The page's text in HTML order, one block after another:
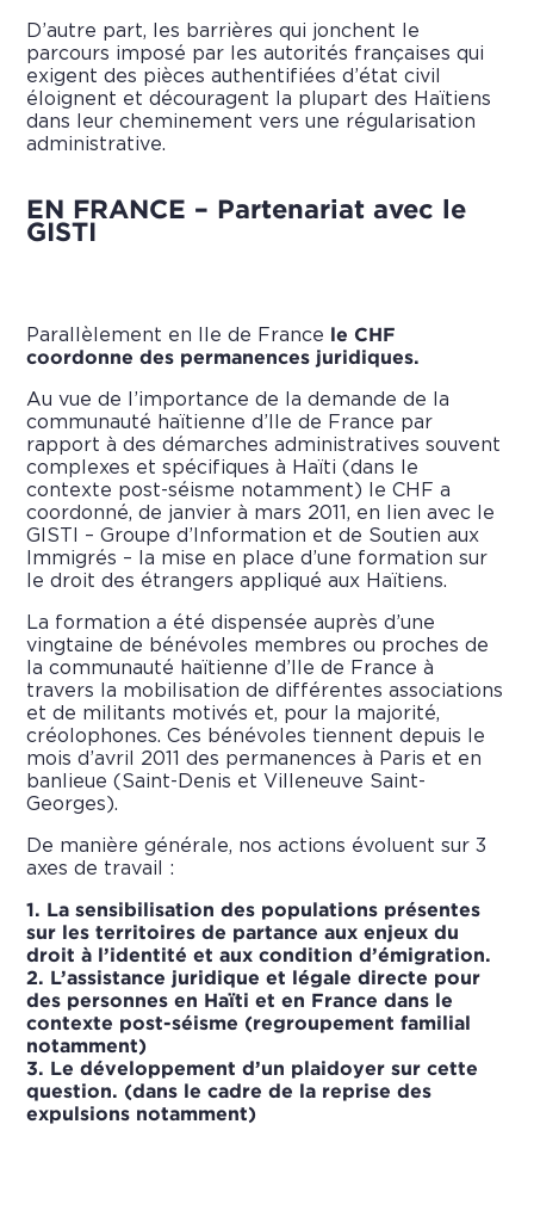
D’autre part, les barrières qui jonchent le
parcours imposé par les autorités françaises qui
exigent des pièces authentifiées d’état civil
éloignent et découragent la plupart des Haïtiens
dans leur cheminement vers une régularisation
administrative.
EN FRANCE – Partenariat avec le
GISTI
Parallèlement en Ile de France le CHF
coordonne des permanences juridiques.
Au vue de l’importance de la demande de la
communauté haïtienne d’Ile de France par
rapport à des démarches administratives souvent
complexes et spécifiques à Haïti (dans le
contexte post-séisme notamment) le CHF a
coordonné, de janvier à mars 2011, en lien avec le
GISTI – Groupe d’Information et de Soutien aux
Immigrés – la mise en place d’une formation sur
le droit des étrangers appliqué aux Haïtiens.
La formation a été dispensée auprès d’une
vingtaine de bénévoles membres ou proches de
la communauté haïtienne d’Ile de France à
travers la mobilisation de différentes associations
et de militants motivés et, pour la majorité,
créolophones. Ces bénévoles tiennent depuis le
mois d’avril 2011 des permanences à Paris et en
banlieue (Saint-Denis et Villeneuve Saint-
Georges).
De manière générale, nos actions évoluent sur 3
axes de travail :
1. La sensibilisation des populations présentes
sur les territoires de partance aux enjeux du
droit à l’identité et aux condition d’émigration.
2. L’assistance juridique et légale directe pour
des personnes en Haïti et en France dans le
contexte post-séisme (regroupement familial
notamment)
3. Le développement d’un plaidoyer sur cette
question. (dans le cadre de la reprise des
expulsions notamment)